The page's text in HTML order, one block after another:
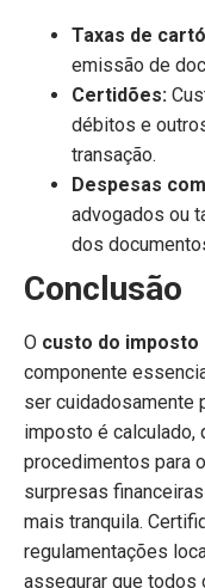
Taxas de
emissão de
Certidões:
débitos e
transação.
Despesas
advogados ou
dos
Conclusão
O custo do
componente
ser cuidadosamente
imposto é calculado,
procedimentos para
surpresas
mais tranquila.
regulamentações
assegurar que